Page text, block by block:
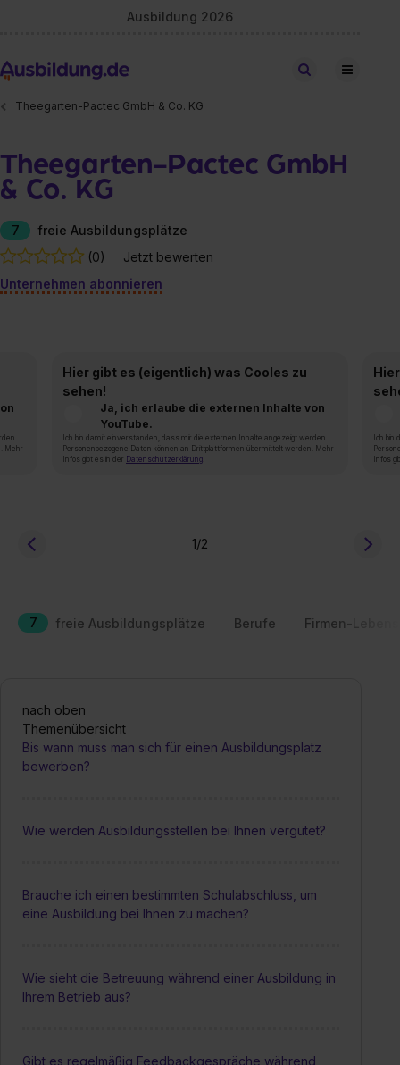
Ausbildung 2026
Stellen finden
Theegarten-Pactec GmbH & Co. KG
Theegarten-Pactec GmbH
& Co. KG
7
freie Ausbildungsplätze
(0)
Jetzt bewerten
Unternehmen abonnieren
Mehr
Hier gibt es (eigentlich) was Cooles zu
sehen!
Ja, ich erlaube die externen Inhalte von
YouTube.
Ich bin damit einverstanden, dass mir die externen Inhalte angezeigt werden.
Personenbezogene Daten können an Drittplattformen übermittelt werden. Mehr
Infos gibt es in der Datenschutzerklärung
Ich
Infos
1/2
7 freie Ausbildungsplätze Berufe Firmen-
nach oben
Themenübersicht
Bis wann muss man sich für einen Ausbildungsplatz
bewerben?
Wie werden Ausbildungsstellen bei Ihnen vergütet?
Brauche ich einen bestimmten Schulabschluss, um
eine Ausbildung bei Ihnen zu machen?
Wie sieht die Betreuung während einer Ausbildung in
Ihrem Betrieb aus?
Gibt es regelmäßig Feedbackgespräche während